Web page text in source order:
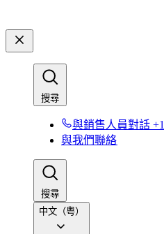
搜尋​​
與銷售人員對話
與我們聯絡​​
搜尋​​
中文（粤）